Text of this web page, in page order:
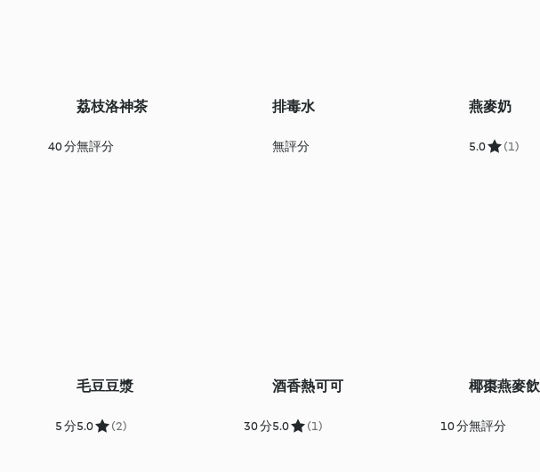
40 分
荔枝洛神茶
無評分
排毒水
無評分
燕麥奶
5.0 (1)
5 分
毛豆豆漿
5.0 (2) 30 分
酒香熱可可
5.0 (1) 10 分
椰棗燕麥飲
無評分